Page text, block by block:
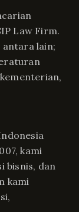
Law Firm.
antara lain;
kami
bisnis, dan
kami